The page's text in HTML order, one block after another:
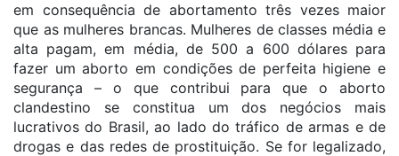
em consequência de abortamento três vezes maior
que as mulheres brancas. Mulheres de classes média e
alta pagam, em média, de 500 a 600 dólares para
fazer um aborto em condições de perfeita higiene e
segurança – o que contribui para que o aborto
clandestino se constitua um dos negócios mais
lucrativos do Brasil, ao lado do tráfico de armas e de
drogas e das redes de prostituição. Se for legalizado,